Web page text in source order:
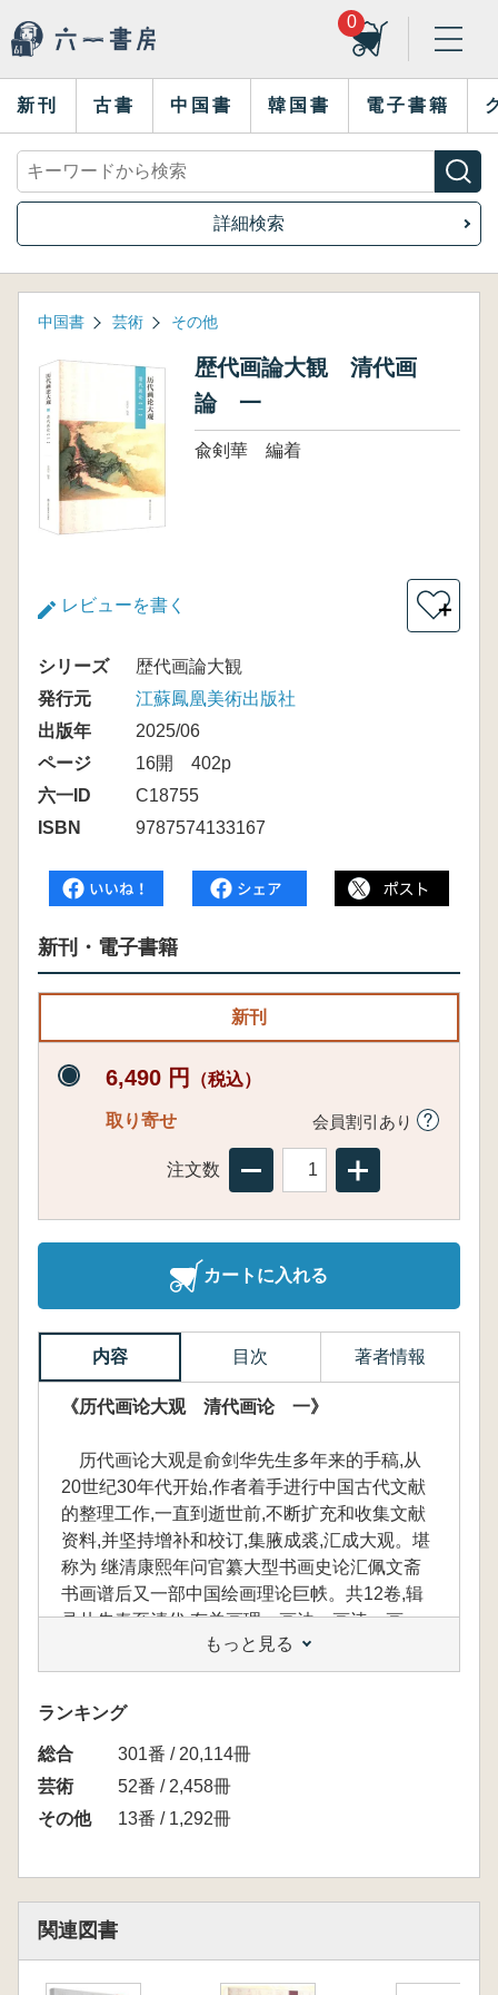
0
新刊 古書 中国書 韓国書 電子書籍
詳細検索
中国書 芸術 その他
歴代画論大観 清代画
論 一
兪剣華 編着
レビューを書く ＋
シリーズ
歴代画論大観
発行元
江蘇鳳凰美術出版社
出版年
2025/06
ページ
16開 402p
六一ID
C18755
ISBN
9787574133167
新刊・電子書籍
新刊
6,490 円 （税込）
取り寄せ 会員割引あり
注文数
カートに入れる
内容 目次 著者情報
《历代画论大观 清代画论 一》
历代画论大观是俞剑华先生多年来的手稿,从
20世纪30年代开始,作者着手进行中国古代文献
的整理工作,一直到逝世前,不断扩充和收集文献
资料,并坚持增补和校订,集腋成裘,汇成大观。堪
称为 继清康熙年问官纂大型书画史论汇佩文斋
书画谱后又一部中国绘画理论巨帙。共12卷,辑
录从先秦至清代,有关画理、画法、画诗、画
品、画谱、画鉴等论述,包括历代画史画论专
著、别集、等浩瀚典籍乃至传世书画墨迹。值得
一提 是,作者对于中国古代绘画理论体系的建
构、辑录、筛选的原则以及在画论研究上的创见
贯穿全书。编撰上证时代,订其真伪,评其优 劣,述
其源流;内容上依时为序,以类划分,严谨点读,详加
校雠。全书体现了作者在中国古代艺术理论、中
国古代美学、中国古代艺术文献上的研究和缜密
画编》等16种在画论史上的重要画论,其价值在
もっと見る
ランキング
総合
301番 / 20,114冊
芸術
52番 / 2,458冊
その他
13番 / 1,292冊
関連図書